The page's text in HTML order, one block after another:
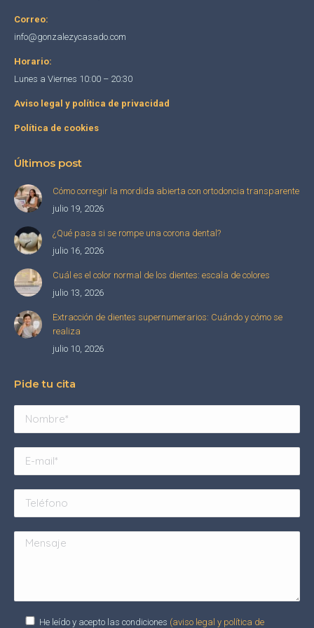
Correo:
info@gonzalezycasado.com
Horario:
Lunes a Viernes 10:00 – 20:30
Aviso legal y política de privacidad
Política de cookies
Últimos post
Cómo corregir la mordida abierta con ortodoncia transparente
julio 19, 2026
¿Qué pasa si se rompe una corona dental?
julio 16, 2026
Cuál es el color normal de los dientes: escala de colores
julio 13, 2026
Extracción de dientes supernumerarios: Cuándo y cómo se
realiza
julio 10, 2026
Pide tu cita
He leído y acepto las condiciones (aviso legal y política de